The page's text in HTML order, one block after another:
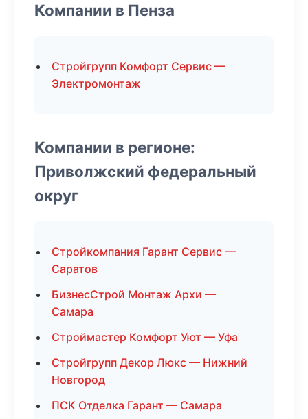
Компании в Пенза
Стройгрупп Комфорт Сервис —
Электромонтаж
Компании в регионе:
Приволжский федеральный
округ
Стройкомпания Гарант Сервис —
Саратов
БизнесСтрой Монтаж Архи —
Самара
Строймастер Комфорт Уют — Уфа
Стройгрупп Декор Люкс — Нижний
Новгород
ПСК Отделка Гарант — Самара